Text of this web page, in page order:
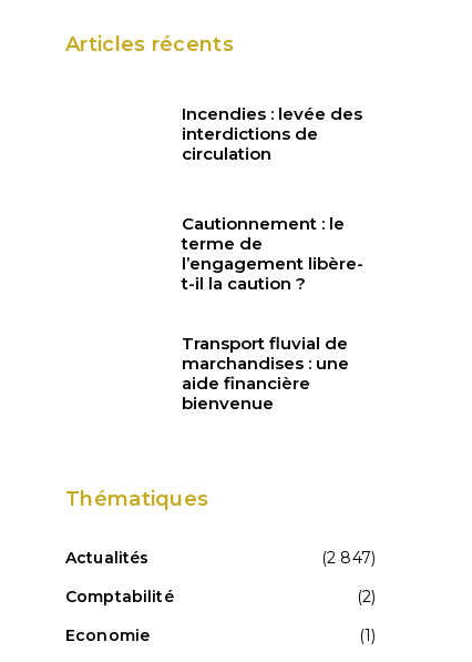
Articles récents
Incendies : levée des
interdictions de
circulation
Cautionnement : le
terme de
l’engagement libère-
t-il la caution ?
Transport fluvial de
marchandises : une
aide financière
bienvenue
Thématiques
Actualités
(2 847)
Comptabilité
(2)
Economie
(1)